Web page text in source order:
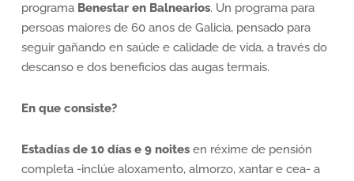
programa Benestar en Balnearios. Un programa para
persoas maiores de 60 anos de Galicia, pensado para
seguir gañando en saúde e calidade de vida, a través do
descanso e dos beneficios das augas termais.
En que consiste?
Estadías de 10 días e 9 noitesen réxime de pensión
completa -inclúe aloxamento, almorzo, xantar e cea- a